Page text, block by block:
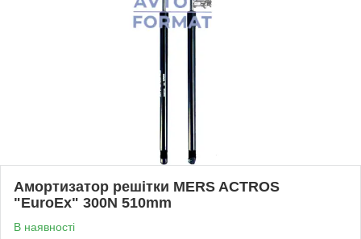
Амортизатор решітки MERS ACTROS
"EuroEx" 300N 510mm
В наявності